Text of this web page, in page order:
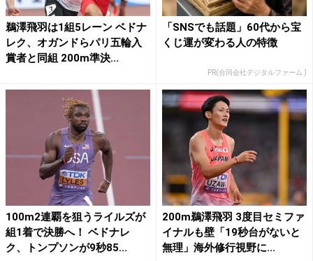
鵜澤飛羽は1組5レーン ベドナ
レク、オガンドらパリ五輪入
賞者と同組 200m準決...
「SNSでも話題」60代から宝
くじ運が変わる人の特徴
PR(合同会社デジタルファーム )
100m2連覇を狙うライルズが
組1着で決勝へ！ ベドナレ
ク、トンプソンが9秒85...
200m鵜澤飛羽 3度目セミファ
イナルも壁「19秒台がないと
無理」海外修行視野に...